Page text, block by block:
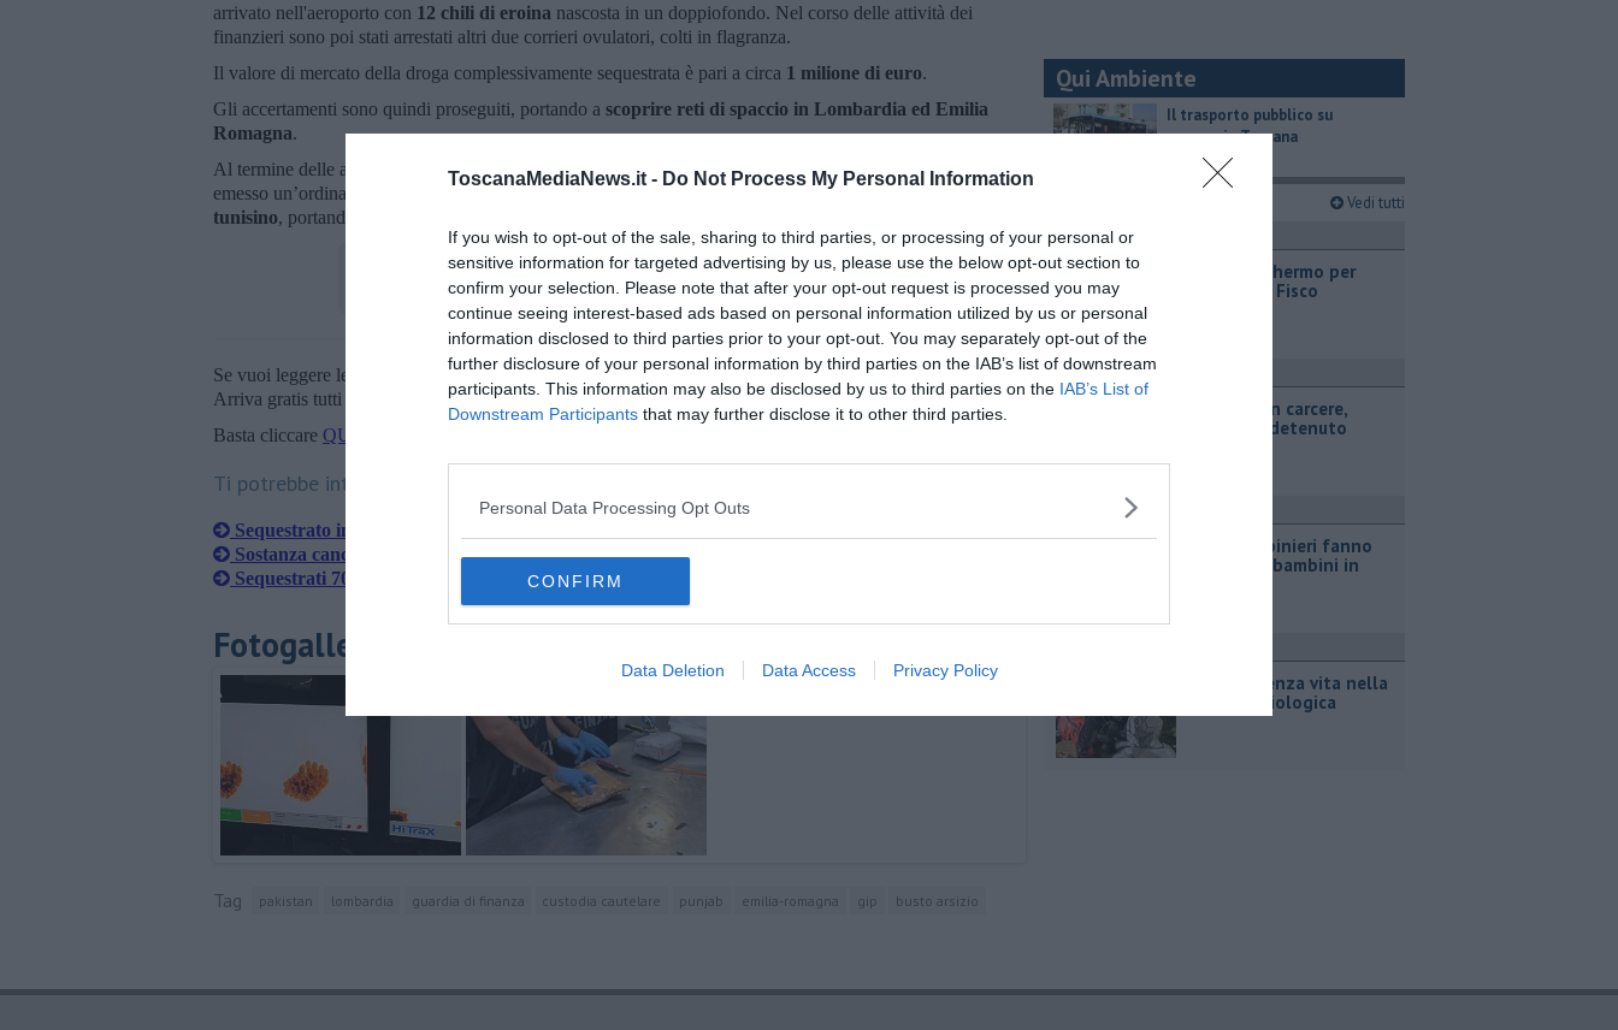
ToscanaMediaNews.it - Do Not Process My Personal Information
If you wish to opt-out of the sale, sharing to third parties, or processing of your personal or
sensitive information for targeted advertising by us, please use the below opt-out section to
confirm your selection. Please note that after your opt-out request is processed you may
continue seeing interest-based ads based on personal information utilized by us or personal
information disclosed to third parties prior to your opt-out. You may separately opt-out of the
further disclosure of your personal information by third parties on the IAB’s list of downstream
participants. This information may also be disclosed by us to third parties on the IAB’s List of
Downstream Participants that may further disclose it to other third parties.
Personal Data Processing Opt Outs
CONFIRM
Data Deletion Data Access Privacy Policy
arrivato nell'aeroporto con 12 chili di eroina nascosta in un doppiofondo. Nel corso delle attività dei
finanzieri sono poi stati arrestati altri due corrieri ovulatori, colti in flagranza.
Il valore di mercato della droga complessivamente sequestrata è pari a circa 1 milione di euro.
Gli accertamenti sono quindi proseguiti, portando a scoprire reti di spaccio in Lombardia ed Emilia
Romagna.
Al termine delle attività investigative, il giudice per le indagini preliminari del tribunale di Busto Arsizio ha
emesso un’ordinanza di custodia cautelare in carcere nei confronti di
tre cittadini pakistani e un cittadino
tunisino, portando così a 7 il numero dei soggetti arrestati.
Se vuoi leggere le notizie principali della Toscana iscriviti allaNewsletter QUInews - ToscanaMedia.
Arriva gratis tutti i giorni alle 20:00 direttamente nella tua casella di posta.
Basta cliccare QUI
Ti potrebbe interessare anche:
Sequestrato immobile acquisito coi soldi dell'immigrazione clandestina
Sostanza cancerogena nei cosmetici e scatta il sequestro
Sequestrati 700 indumenti contraffatti per bambini
Fotogallery
Tag pakistan lombardia guardia di finanza custodia cautelare punjab emilia-romagna gip busto arsizio
Qui Ambiente
​Il trasporto pubblico su
gomma in Toscana
Vedi tutti
Cronaca
Società schermo per
aggirare il Fisco
Cronaca
Omicidio in carcere,
ucciso un detenuto
Cronaca
Falsi carabinieri fanno
truffe coi bambini in
Trovato senza vita nella
cisterna biologica